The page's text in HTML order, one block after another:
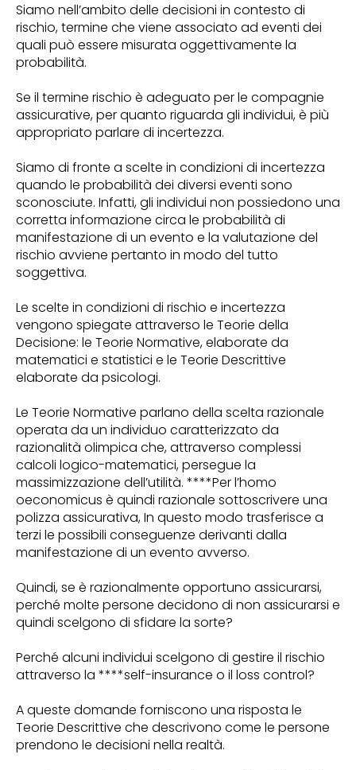
Siamo nell’ambito delle decisioni in contesto di
rischio, termine che viene associato ad eventi dei
quali può essere misurata oggettivamente la
probabilità.
Se il termine rischio è adeguato per le compagnie
assicurative, per quanto riguarda gli individui, è più
appropriato parlare di incertezza.
Siamo di fronte a scelte in condizioni di incertezza
quando le probabilità dei diversi eventi sono
sconosciute. Infatti, gli individui non possiedono una
corretta informazione circa le probabilità di
manifestazione di un evento e la valutazione del
rischio avviene pertanto in modo del tutto
soggettiva.
Le scelte in condizioni di rischio e incertezza
vengono spiegate attraverso le Teorie della
Decisione: le Teorie Normative, elaborate da
matematici e statistici e le Teorie Descrittive
elaborate da psicologi.
Le Teorie Normative parlano della scelta razionale
operata da un individuo caratterizzato da
razionalità olimpica che, attraverso complessi
calcoli logico-matematici, persegue la
massimizzazione dell’utilità. ****Per l’homo
oeconomicus è quindi razionale sottoscrivere una
polizza assicurativa, In questo modo trasferisce a
terzi le possibili conseguenze derivanti dalla
manifestazione di un evento avverso.
Quindi, se è razionalmente opportuno assicurarsi,
perché molte persone decidono di non assicurarsi e
quindi scelgono di sfidare la sorte?
Perché alcuni individui scelgono di gestire il rischio
attraverso la ****self-insurance o il loss control?
A queste domande forniscono una risposta le
Teorie Descrittive che descrivono come le persone
prendono le decisioni nella realtà.